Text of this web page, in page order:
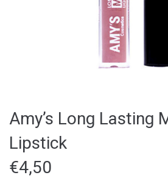
Amy’s Long Lasting
Lipstick
€4,50